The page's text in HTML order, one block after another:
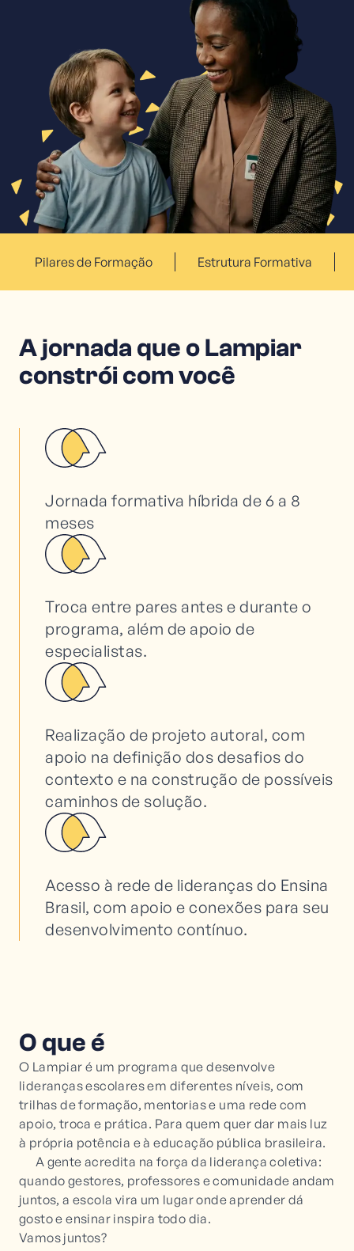
Pilares de Formação Estrutura Formativa
A jornada que o Lampiar
constrói com você
Jornada formativa híbrida de 6 a 8
meses
Troca entre pares antes e durante o
programa, além de apoio de
especialistas.
Realização de projeto autoral, com
apoio na definição dos desafios do
contexto e na construção de possíveis
caminhos de solução.
Acesso à rede de lideranças do Ensina
Brasil, com apoio e conexões para seu
desenvolvimento contínuo.
O que é
O Lampiar é um programa que desenvolve
lideranças escolares em diferentes níveis, com
trilhas de formação, mentorias e uma rede com
apoio, troca e prática. Para quem quer dar mais luz
à própria potência e à educação pública brasileira.
A gente acredita na força da liderança coletiva:
quando gestores, professores e comunidade andam
juntos, a escola vira um lugar onde aprender dá
gosto e ensinar inspira todo dia.
Vamos juntos?